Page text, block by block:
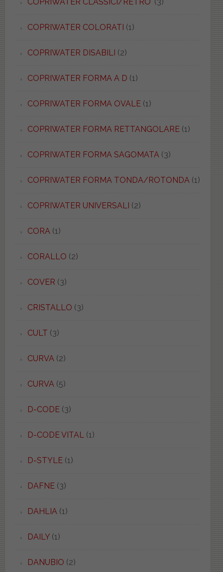
COPRIWATER COLORATI (1)
COPRIWATER DISABILI (2)
COPRIWATER FORMA A D (1)
COPRIWATER FORMA OVALE(1)
COPRIWATER FORMA RETTANGOLARE(1)
COPRIWATER FORMA SAGOMATA(3)
COPRIWATER FORMA TONDA/ROTONDA(1)
COPRIWATER UNIVERSALI (2)
CORA(1)
CORALLO (2)
COVER (3)
CRISTALLO (3)
CULT (3)
CURVA(2)
CURVA(5)
D-CODE(3)
D-CODE VITAL(1)
D-STYLE(1)
DAFNE(3)
DAHLIA(1)
DAILY(1)
DANUBIO (2)